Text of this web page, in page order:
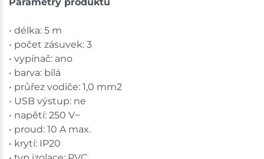
• délka: 5 m
• počet zásuvek: 3
• vypínač: ano
• barva: bílá
• průřez vodiče: 1,0 mm2
• USB výstup: ne
• napětí: 250 V~
• proud: 10 A max.
• krytí: IP20